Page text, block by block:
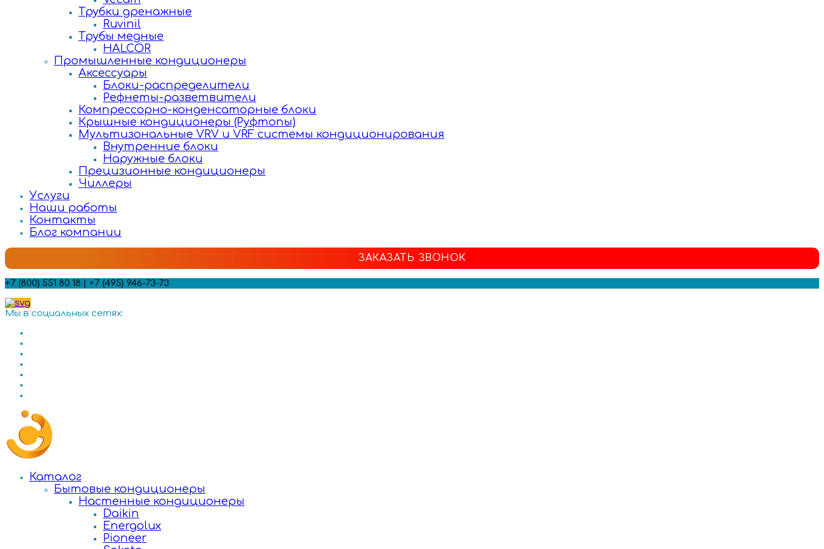
Трубки дренажные
Ruvinil
Трубы медные
HALCOR
Промышленные кондиционеры
Аксессуары
Блоки-распределители
Рефнеты-разветвители
Компрессорно-конденсаторные блоки
Крышные кондиционеры (Руфтопы)
Мультизональные VRV и VRF системы кондиционирования
Внутренние блоки
Наружные блоки
Прецизионные кондиционеры
Чиллеры
Услуги
Наши работы
Контакты
Блог компании
ЗАКАЗАТЬ ЗВОНОК
+7 (800) 551 80 18 | +7 (495) 946-73-73
Мы в социальных сетях:
Каталог
Бытовые кондиционеры
Настенные кондиционеры
Daikin
Energolux
Pioneer